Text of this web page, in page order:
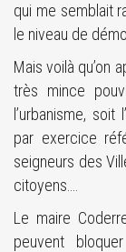
qui me semblait
le niveau de
Mais voilà qu’on
très mince
l’urbanisme,
par exercice
seigneurs des
citoyens….
Le maire
peuvent